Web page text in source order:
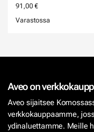
91,00 €
Varastossa
Aveo on
Aveo sijaitsee
verkkokauppaamme,
ydinaluettamme. Meille